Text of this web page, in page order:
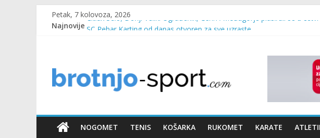
Petak, 7 kolovoza, 2026
Najnovije Čitluk Selo, Donji Veliki Ograđenik, Čerin i Međugorje plasirali se u
Poznati polufinalisti MNL MZ općine Čitluk – Brotnjo 2026.
Predsjednica Vlade Marija Buhač, ministar Ivo Bevanda i načelnik
NOGOMET TENIS KOŠARKA RUKOMET KARATE